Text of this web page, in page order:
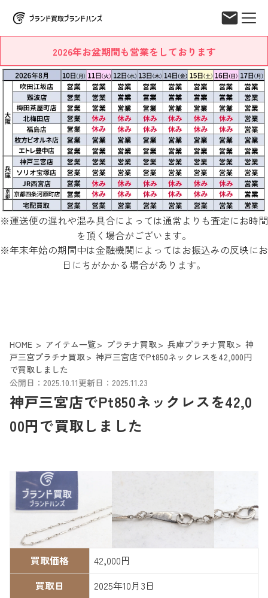
2026年お盆期間も営業をしております
※運送便の遅れや混み具合によっては通常よりも査定にお時間
を頂く場合がございます。
※年末年始の期間中は金融機関によってはお振込みの反映にお
日にちがかかる場合があります。
HOME アイテム一覧 プラチナ買取 兵庫プラチナ買取
神
戸三宮プラチナ買取
神戸三宮店でPt850ネックレスを42,000円
で買取しました
公開日：2025.10.11更新日：2025.11.23
神戸三宮店でPt850ネックレスを42,0
00円で買取しました
買取価格
42,000円
買取日
2025年10月3日